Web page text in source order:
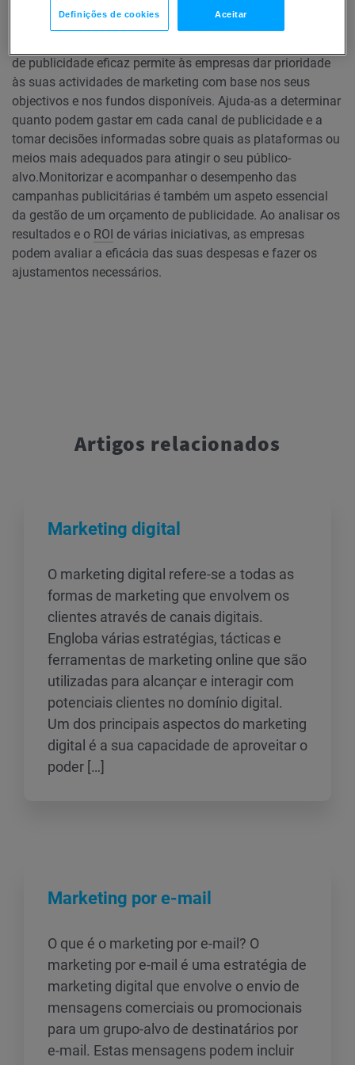
de publicidade eficaz permite às empresas dar prioridade
às suas actividades de marketing com base nos seus
objectivos e nos fundos disponíveis. Ajuda-as a determinar
quanto podem gastar em cada canal de publicidade e a
tomar decisões informadas sobre quais as plataformas ou
meios mais adequados para atingir o seu público-
alvo.Monitorizar e acompanhar o desempenho das
campanhas publicitárias é também um aspeto essencial
da gestão de um orçamento de publicidade. Ao analisar os
resultados e o ROI de várias iniciativas, as empresas
podem avaliar a eficácia das suas despesas e fazer os
ajustamentos necessários.
Artigos relacionados
Marketing digital
O marketing digital refere-se a todas as
formas de marketing que envolvem os
clientes através de canais digitais.
Engloba várias estratégias, tácticas e
ferramentas de marketing online que são
utilizadas para alcançar e interagir com
potenciais clientes no domínio digital.
Um dos principais aspectos do marketing
digital é a sua capacidade de aproveitar o
poder […]
Marketing por e-mail
O que é o marketing por e-mail? O
marketing por e-mail é uma estratégia de
marketing digital que envolve o envio de
mensagens comerciais ou promocionais
para um grupo-alvo de destinatários por
e-mail. Estas mensagens podem incluir
Definições de cookies Aceitar